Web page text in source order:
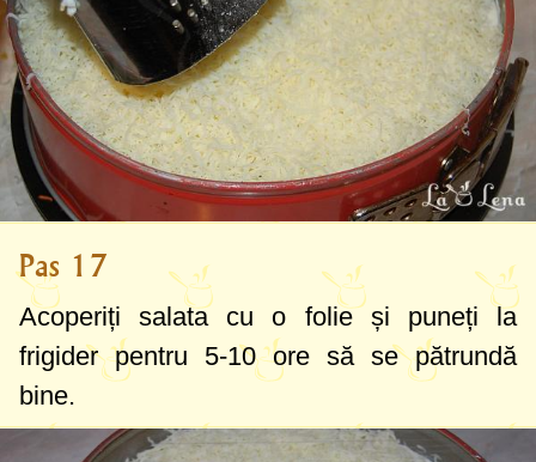
Pas 17
Acoperiți salata cu o folie și puneți la
frigider pentru 5-10 ore să se pătrundă
bine.